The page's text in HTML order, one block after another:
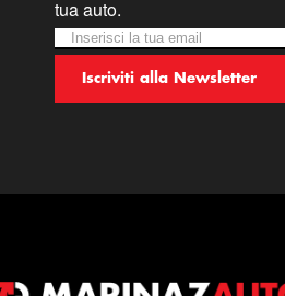
tua auto.
Newsletter
Iscriviti alla nostra Newsletter:
Iscriviti alla Newsletter